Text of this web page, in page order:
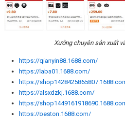
Xưởng chuyên sản xuất
https://qianyin88.1688.com/
https://laba01.1688.com/
https://
https://alsxdzkj.1688.com/
https://
https://peston.1688.com/